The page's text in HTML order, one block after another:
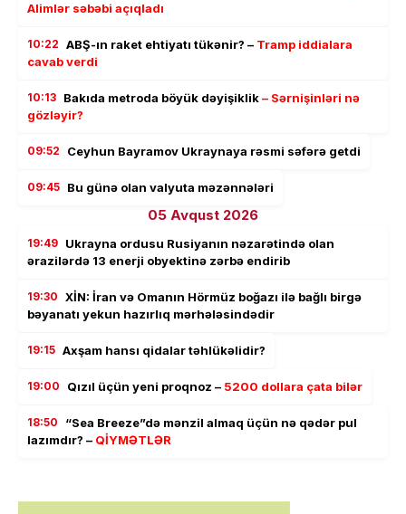
Alimlər səbəbi açıqladı
10:22 ABŞ-ın raket ehtiyatı tükənir? – Tramp iddialara
cavab verdi
10:13 Bakıda metroda böyük dəyişiklik– Sərnişinləri nə
gözləyir?
09:52 Ceyhun Bayramov Ukraynaya rəsmi səfərə getdi
09:45 Bu günə olan valyuta məzənnələri
05 Avqust 2026
19:49 Ukrayna ordusu Rusiyanın nəzarətində olan
ərazilərdə 13 enerji obyektinə zərbə endirib
19:30 XİN: İran və Omanın Hörmüz boğazı ilə bağlı birgə
bəyanatı yekun hazırlıq mərhələsindədir
19:15 Axşam hansı qidalar təhlükəlidir?
19:00 Qızıl üçün yeni proqnoz – 5200 dollara çata bilər
18:50
“Sea Breeze”də mənzil almaq üçün nə qədər pul
lazımdır? – QİYMƏTLƏR